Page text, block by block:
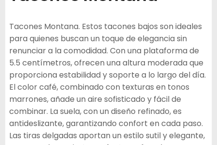
Tacones Montana. Estos tacones bajos son ideales
para quienes buscan un toque de elegancia sin
renunciar a la comodidad. Con una plataforma de
5.5 centímetros, ofrecen una altura moderada que
proporciona estabilidad y soporte a lo largo del día.
El color café, combinado con texturas en tonos
marrones, añade un aire sofisticado y fácil de
combinar. La suela, con un diseño refinado, es
antideslizante, garantizando confort en cada paso.
Las tiras delgadas aportan un estilo sutil y elegante,